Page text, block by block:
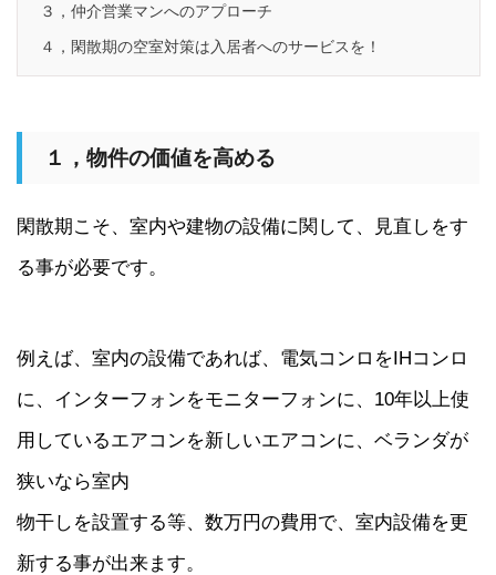
３，仲介営業マンへのアプローチ
４，閑散期の空室対策は入居者へのサービスを！
１，物件の価値を高める
閑散期こそ、室内や建物の設備に関して、見直しをす
る事が必要です。
例えば、室内の設備であれば、電気コンロをIHコンロ
に、インターフォンをモニターフォンに、10年以上使
用しているエアコンを新しいエアコンに、ベランダが
狭いなら室内
物干しを設置する等、数万円の費用で、室内設備を更
新する事が出来ます。